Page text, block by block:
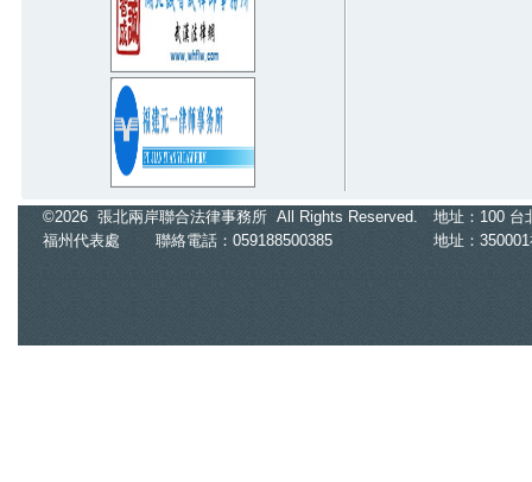
2026.08.03
無照撞死癌末婦...嗆「坐救護車就沒
事」 6度酒駕男重判8年
2026.07.31
師請全班飲料…她沒喝到！家長控霸
凌「從小四告到國一」法官狠電
2026.07.31
紐約按摩店女員工脫光幫台籍老闆抓
龍 正宮逼問...他賭氣變鐵證
©2026 張北兩岸聯合法律事務所 All Rights Reserved. 地址：100 台
福州代表處
聯絡電話：059188500385 地址：350001